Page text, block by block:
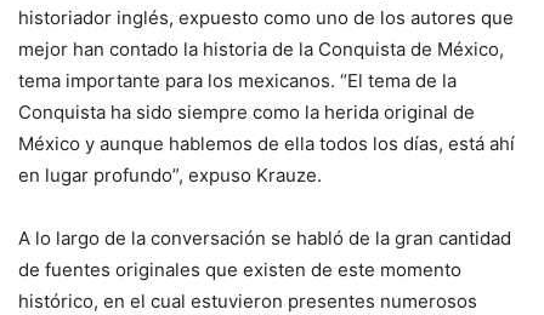
historiador inglés, expuesto como uno de los autores que
mejor han contado la historia de la Conquista de México,
tema importante para los mexicanos. “El tema de la
Conquista ha sido siempre como la herida original de
México y aunque hablemos de ella todos los días, está ahí
en lugar profundo”, expuso Krauze.
A lo largo de la conversación se habló de la gran cantidad
de fuentes originales que existen de este momento
histórico, en el cual estuvieron presentes numerosos